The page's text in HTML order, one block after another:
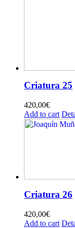
Criatura 25
420,00€
Add to cart
Criatura 26
420,00€
Add to cart